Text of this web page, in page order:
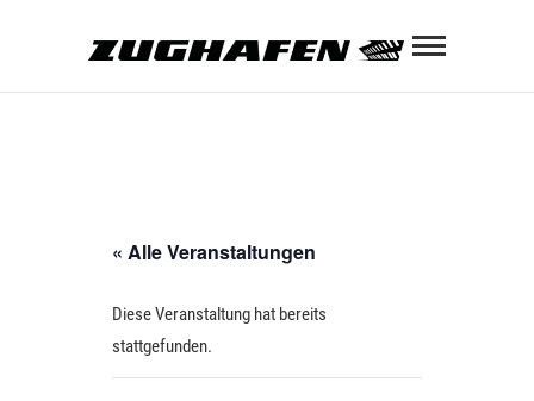
« Alle Veranstaltungen
Diese Veranstaltung hat bereits
stattgefunden.